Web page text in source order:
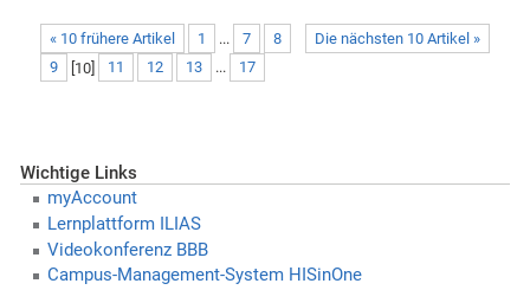
« 10 frühere Artikel Die nächsten 10 Artikel »
1 ... 7
8
9
[10] 11 12 13 ... 17
Wichtige Links
myAccount
Lernplattform ILIAS
Videokonferenz BBB
Campus-Management-System HISinOne